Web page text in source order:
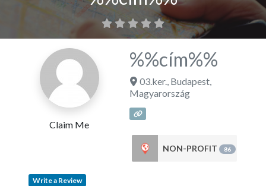
Claim Me
%%cím%%
03.ker., Budapest,
Magyarország
NON-PROFIT 86
Write a Review